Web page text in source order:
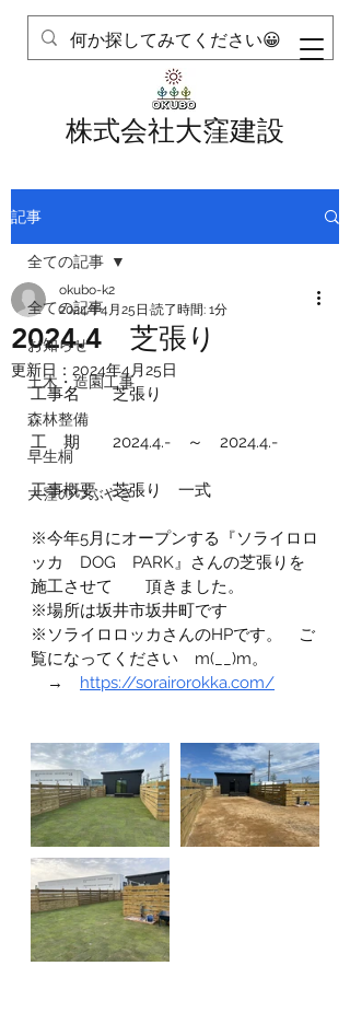
株式会社大窪建設
記事
全ての記事
お知らせ
土木・造園工事
森林整備
早生桐
大窪のつぶやき
全ての記事
2024.4 芝張り
okubo-k2
2024年4月25日 読了時間: 1分
更新日： 2024年4月25日
工事名　　芝張り
工　期　　2024.4.-　～　2024.4.-
工事概要　芝張り　一式
※今年5月にオープンする『ソライロロ
ッカ　DOG　PARK』さんの芝張りを
施工させて　　頂きました。
※場所は坂井市坂井町です
※ソライロロッカさんのHPです。　ご
覧になってください　m(__)m。
→ https://sorairorokka.com/